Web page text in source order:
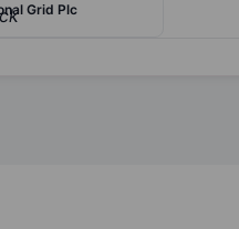
Grid Plc